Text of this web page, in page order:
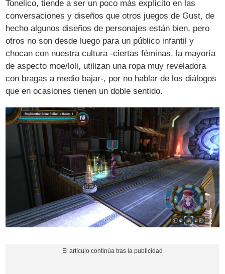
Tonelico, tiende a ser un poco más explícito en las
conversaciones y diseños que otros juegos de Gust, de
hecho algunos diseños de personajes están bien, pero
otros no son desde luego para un público infantil y
chocan con nuestra cultura -ciertas féminas, la mayoría
de aspecto moe/loli, utilizan una ropa muy reveladora
con bragas a medio bajar-, por no hablar de los diálogos
que en ocasiones tienen un doble sentido.